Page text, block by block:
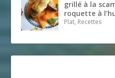
grillé à la
roquette à
Plat, Recettes